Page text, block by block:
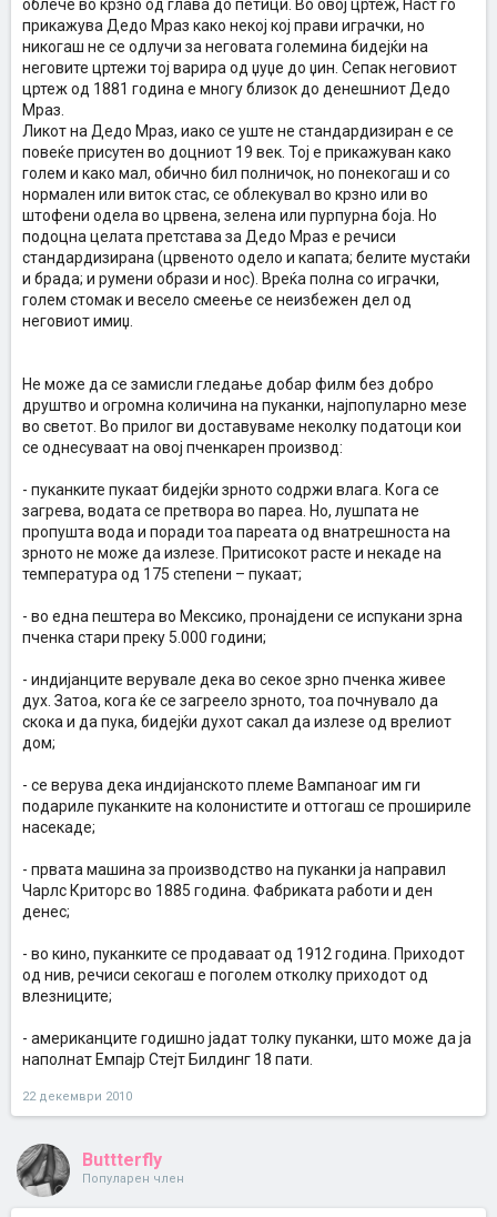
облече во крзно од глава до петици. Во овој цртеж, Наст го
прикажува Дедо Мраз како некој кој прави играчки, но
никогаш не се одлучи за неговата големина бидејќи на
неговите цртежи тој варира од џуџе до џин. Сепак неговиот
цртеж од 1881 година е многу близок до денешниот Дедо
Мраз.
Ликот на Дедо Мраз, иако се уште не стандардизиран е се
повеќе присутен во доцниот 19 век. Тој е прикажуван како
голем и како мал, обично бил полничок, но понекогаш и со
нормален или виток стас, се облекувал во крзно или во
штофени одела во црвена, зелена или пурпурна боја. Но
подоцна целата претстава за Дедо Мраз е речиси
стандардизирана (црвеното одело и капата; белите мустаќи
и брада; и румени образи и нос). Вреќа полна со играчки,
голем стомак и весело смеење се неизбежен дел од
неговиот имиџ.
Не може да се замисли гледање добар филм без добро
друштво и огромна количина на пуканки, најпопуларно мезе
во светот. Во прилог ви доставуваме неколку податоци кои
се однесуваат на овој пченкарен производ:
- пуканките пукаат бидејќи зрното содржи влага. Кога се
загрева, водата се претвора во пареа. Но, лушпата не
пропушта вода и поради тоа пареата од внатрешноста на
зрното не може да излезе. Притисокот расте и некаде на
температура од 175 степени – пукаат;
- во една пештера во Мексико, пронајдени се испукани зрна
пченка стари преку 5.000 години;
- индијанците верувале дека во секое зрно пченка живее
дух. Затоа, кога ќе се загреело зрното, тоа почнувало да
скока и да пука, бидејќи духот сакал да излезе од врелиот
дом;
- се верува дека индијанското племе Вампаноаг им ги
подариле пуканките на колонистите и оттогаш се прошириле
насекаде;
- првата машина за производство на пуканки ја направил
Чарлс Криторс во 1885 година. Фабриката работи и ден
денес;
- во кино, пуканките се продаваат од 1912 година. Приходот
од нив, речиси секогаш е поголем отколку приходот од
влезниците;
- американците годишно јадат толку пуканки, што може да ја
наполнат Емпајр Стејт Билдинг 18 пати.
22 декември 2010
Buttterfly
Популарен член